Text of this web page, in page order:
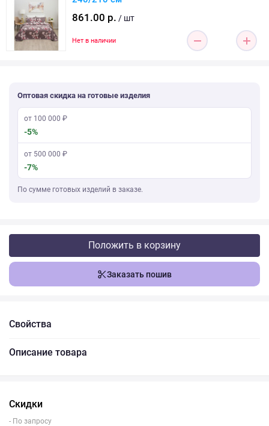
861.00 р. / шт
Нет в наличии
Оптовая скидка на готовые изделия
от 100 000 ₽
-5%
от 500 000 ₽
-7%
По сумме готовых изделий в заказе.
Положить в корзину
Заказать пошив
Свойства
Описание товара
Скидки
- По запросу